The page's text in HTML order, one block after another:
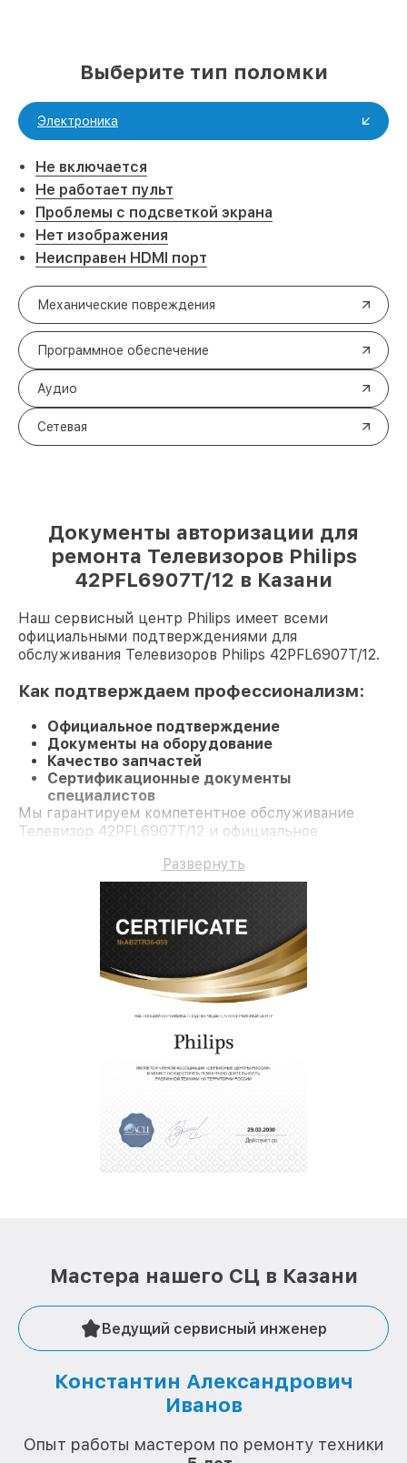
Выберите тип поломки
Электроника
Не включается
Не работает пульт
Проблемы с подсветкой экрана
Нет изображения
Неисправен HDMI порт
Механические повреждения
Программное обеспечение
Аудио
Сетевая
Документы авторизации для
ремонта Телевизоров Philips
42PFL6907T/12 в Казани
Наш сервисный центр Philips имеет всеми
официальными подтверждениями для
обслуживания Телевизоров Philips 42PFL6907T/12.
Как подтверждаем профессионализм:
Официальное подтверждение
Документы на оборудование
Качество запчастей
Сертификационные документы
специалистов
Мы гарантируем компетентное обслуживание
Телевизор 42PFL6907T/12 и официальное
Развернуть
Мастера нашего СЦ в Казани
Ведущий сервисный инженер
Константин Александрович
Иванов
Опыт работы мастером по ремонту техники